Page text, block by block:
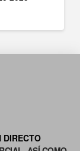
DIRECTO